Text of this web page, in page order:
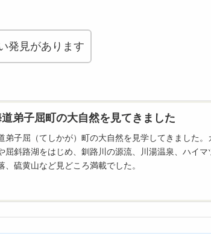
発見があります
弟子屈町の大自然を見てきました
弟子屈（てしかが）町の大自然を見学してきました。
屈斜路湖をはじめ、釧路川の源流、川湯温泉、ハイマ
、硫黄山など見どころ満載でした。